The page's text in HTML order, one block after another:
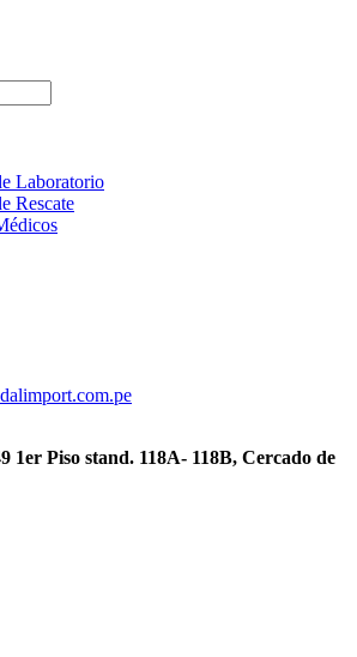
Laboratorio
Rescate
1er Piso stand. 118A- 118B, Cercado de